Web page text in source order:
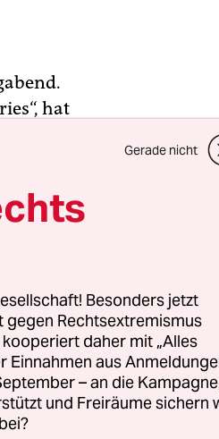
hat
und
ein
über 50;
des
einem
sind.
ist
Gerade nicht
Besonders jetzt
gegen Rechtsextremismus
daher mit „Alles
Einnahmen aus
– an die
und Freiräume sichern